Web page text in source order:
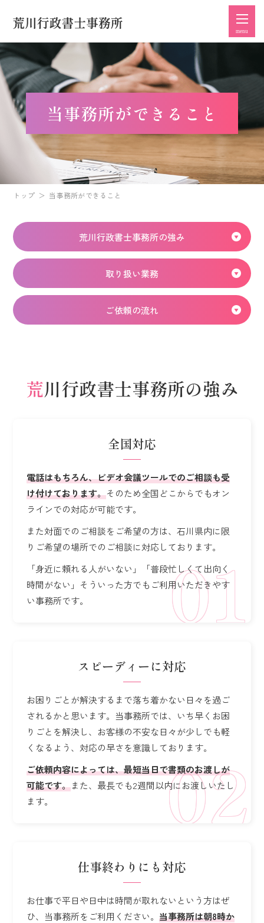
menu
当事務所ができること
トップ 当事務所ができること
荒川行政書士事務所の強み
取り扱い業務
ご依頼の流れ
荒川行政書士事務所の強み
全国対応
電話はもちろん、ビデオ会議ツールでのご相談も受
け付けております。そのため全国どこからでもオン
ラインでの対応が可能です。
また対面でのご相談をご希望の方は、石川県内に限
り ご希望の場所でのご相談に対応しております。
「身近に頼れる人がいない」「普段忙しくて出向く
時間がない」 そういった方でもご利用いただきやす
い事務所です。
スピーディーに対応
お困りごとが解決するまで落ち着かない日々を過ご
されるかと思います。 当事務所では、いち早くお困
りごとを解決し、お客様の不安な日々が少しでも軽
くなるよう、 対応の早さを意識しております。
ご依頼内容によっては、最短当日で書類のお渡しが
可能です。また、最長でも2週間以内にお渡しいたし
ます。
仕事終わりにも対応
お仕事で平日や日中は時間が取れないという方はぜ
ひ、当事務所をご利用ください。 当事務所は朝8時か